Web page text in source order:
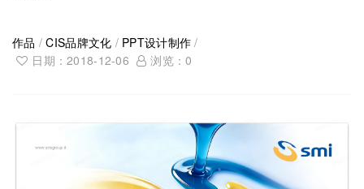
作品 /CIS品牌文化 / PPT设计制作 /
日期：2018-12-06
浏览：0